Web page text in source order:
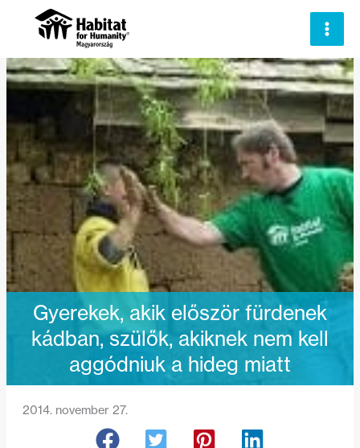
Gyerekek, akik először fürdenek
kádban, szülők, akiknek nem kell
aggódniuk a hideg miatt
2014. november 27.